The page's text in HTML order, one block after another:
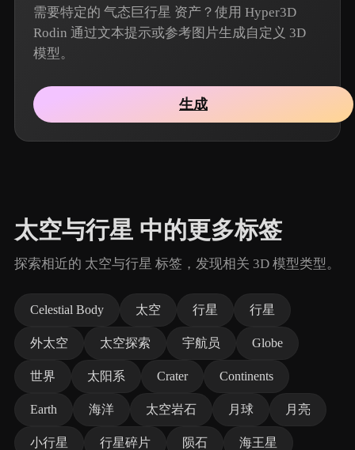
需要特定的 气态巨行星 资产？使用 Hyper3D
Rodin 通过文本提示或参考图片生成自定义 3D
模型。
生成
太空与行星 中的更多标签
探索相近的 太空与行星 标签，发现相关 3D 模型类型。
Celestial Body 太空 行星 行星
外太空 太空探索 宇航员 Globe
世界 太阳系 Crater Continents
Earth 海洋 太空岩石 月球 月亮
小行星 行星碎片 陨石 海王星